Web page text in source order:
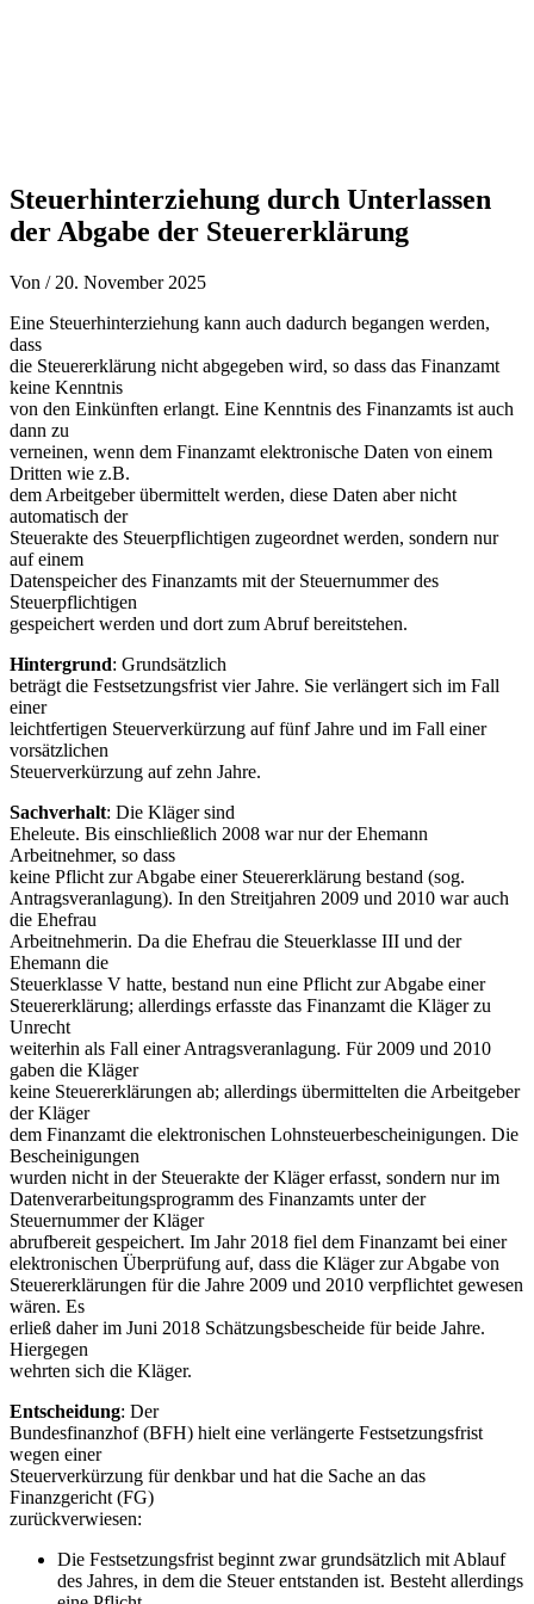
Steuerhinterziehung durch Unterlassen
der Abgabe der Steuererklärung
Von / 20. November 2025
Eine Steuerhinterziehung kann auch dadurch begangen werden,
dass
die Steuererklärung nicht abgegeben wird, so dass das Finanzamt
keine Kenntnis
von den Einkünften erlangt. Eine Kenntnis des Finanzamts ist auch
dann zu
verneinen, wenn dem Finanzamt elektronische Daten von einem
Dritten wie z.B.
dem Arbeitgeber übermittelt werden, diese Daten aber nicht
automatisch der
Steuerakte des Steuerpflichtigen zugeordnet werden, sondern nur
auf einem
Datenspeicher des Finanzamts mit der Steuernummer des
Steuerpflichtigen
gespeichert werden und dort zum Abruf bereitstehen.
Hintergrund: Grundsätzlich
beträgt die Festsetzungsfrist vier Jahre. Sie verlängert sich im Fall
einer
leichtfertigen Steuerverkürzung auf fünf Jahre und im Fall einer
vorsätzlichen
Steuerverkürzung auf zehn Jahre.
Sachverhalt: Die Kläger sind
Eheleute. Bis einschließlich 2008 war nur der Ehemann
Arbeitnehmer, so dass
keine Pflicht zur Abgabe einer Steuererklärung bestand (sog.
Antragsveranlagung). In den Streitjahren 2009 und 2010 war auch
die Ehefrau
Arbeitnehmerin. Da die Ehefrau die Steuerklasse III und der
Ehemann die
Steuerklasse V hatte, bestand nun eine Pflicht zur Abgabe einer
Steuererklärung; allerdings erfasste das Finanzamt die Kläger zu
Unrecht
weiterhin als Fall einer Antragsveranlagung. Für 2009 und 2010
gaben die Kläger
keine Steuererklärungen ab; allerdings übermittelten die Arbeitgeber
der Kläger
dem Finanzamt die elektronischen Lohnsteuerbescheinigungen. Die
Bescheinigungen
wurden nicht in der Steuerakte der Kläger erfasst, sondern nur im
Datenverarbeitungsprogramm des Finanzamts unter der
Steuernummer der Kläger
abrufbereit gespeichert. Im Jahr 2018 fiel dem Finanzamt bei einer
elektronischen Überprüfung auf, dass die Kläger zur Abgabe von
Steuererklärungen für die Jahre 2009 und 2010 verpflichtet gewesen
wären. Es
erließ daher im Juni 2018 Schätzungsbescheide für beide Jahre.
Hiergegen
wehrten sich die Kläger.
Entscheidung: Der
Bundesfinanzhof (BFH) hielt eine verlängerte Festsetzungsfrist
wegen einer
Steuerverkürzung für denkbar und hat die Sache an das
Finanzgericht (FG)
zurückverwiesen:
Die Festsetzungsfrist beginnt zwar grundsätzlich mit Ablauf
des Jahres, in dem die Steuer entstanden ist. Besteht allerdings